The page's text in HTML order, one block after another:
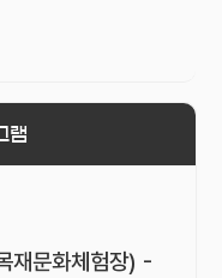
램
재문화체험장) -